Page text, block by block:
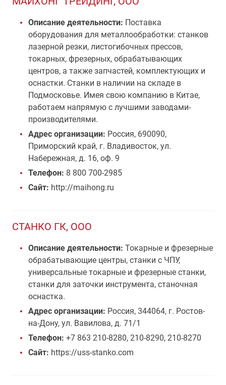
Описание деятельности: Поставка
оборудования для металлообработки: станков
лазерной резки, листогибочных прессов,
токарных, фрезерных, обрабатывающих
центров, а также запчастей, комплектующих и
оснастки. Станки в наличии на складе в
Подмосковье. Имея свою компанию в Китае,
работаем напрямую с лучшими заводами-
производителями.
Адрес организации: Россия, 690090,
Приморский край, г. Владивосток, ул.
Набережная, д. 16, оф. 9
Телефон: 8 800 700-2985
Сайт: http://maihong.ru
СТАНКО ГК, ООО
Описание деятельности: Токарные и фрезерные
обрабатывающие центры, станки с ЧПУ,
универсальные токарные и фрезерные станки,
станки для заточки инструмента, станочная
оснастка.
Адрес организации: Россия, 344064, г. Ростов-
на-Дону, ул. Вавилова, д. 71/1
Телефон: +7 863 210-8280, 210-8290, 210-8270
Сайт: https://uss-stanko.com